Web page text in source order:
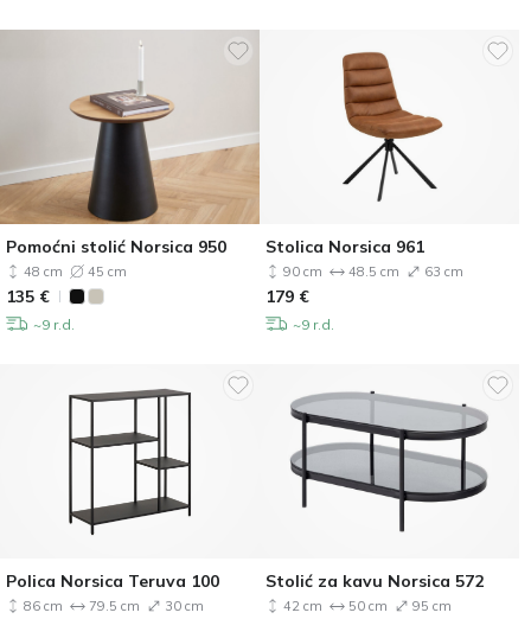
Pomoćni stolić Norsica 950
48 cm 45 cm
135 €
~9 r.d.
Stolica Norsica 961
90 cm 48.5 cm 63 cm
179 €
~9 r.d.
Polica Norsica Teruva 100
86 cm 79.5 cm 30 cm
Stolić za kavu Norsica 572
42 cm 50 cm 95 cm